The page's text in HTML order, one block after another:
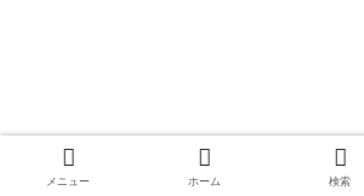
メニュー ホーム 検索